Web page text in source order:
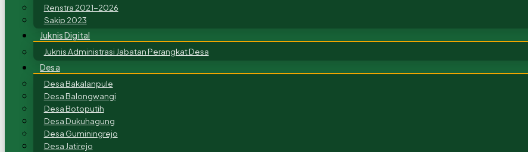
Renstra 2021-2026
Sakip 2023
Juknis Digital
Juknis Administrasi Jabatan Perangkat Desa
Desa
Desa Bakalanpule
Desa Balongwangi
Desa Botoputih
Desa Dukuhagung
Desa Guminingrejo
Desa Jatirejo